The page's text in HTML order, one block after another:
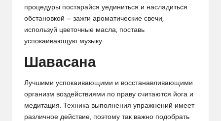
процедуры постарайся уединиться и насладиться
обстановкой — зажги ароматические свечи,
используй цветочные масла, поставь
успокаивающую музыку.
Шавасана
Лучшими успокаивающими и восстанавливающими
организм воздействиями по праву считаются йога и
медитация. Техника выполнения упражнений имеет
различное действие, поэтому так важно подобрать